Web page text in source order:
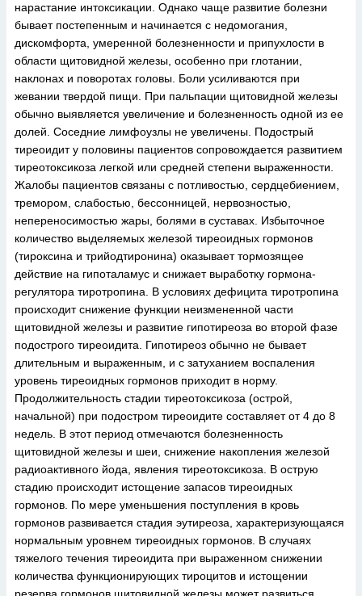
нарастание интоксикации. Однако чаще развитие болезни
бывает постепенным и начинается с недомогания,
дискомфорта, умеренной болезненности и припухлости в
области щитовидной железы, особенно при глотании,
наклонах и поворотах головы. Боли усиливаются при
жевании твердой пищи. При пальпации щитовидной железы
обычно выявляется увеличение и болезненность одной из ее
долей. Соседние лимфоузлы не увеличены. Подострый
тиреоидит у половины пациентов сопровождается развитием
тиреотоксикоза легкой или средней степени выраженности.
Жалобы пациентов связаны с потливостью, сердцебиением,
тремором, слабостью, бессонницей, нервозностью,
непереносимостью жары, болями в суставах. Избыточное
количество выделяемых железой тиреоидных гормонов
(тироксина и трийодтиронина) оказывает тормозящее
действие на гипоталамус и снижает выработку гормона-
регулятора тиротропина. В условиях дефицита тиротропина
происходит снижение функции неизмененной части
щитовидной железы и развитие гипотиреоза во второй фазе
подострого тиреоидита. Гипотиреоз обычно не бывает
длительным и выраженным, и с затуханием воспаления
уровень тиреоидных гормонов приходит в норму.
Продолжительность стадии тиреотоксикоза (острой,
начальной) при подостром тиреоидите составляет от 4 до 8
недель. В этот период отмечаются болезненность
щитовидной железы и шеи, снижение накопления железой
радиоактивного йода, явления тиреотоксикоза. В острую
стадию происходит истощение запасов тиреоидных
гормонов. По мере уменьшения поступления в кровь
гормонов развивается стадия эутиреоза, характеризующаяся
нормальным уровнем тиреоидных гормонов. В случаях
тяжелого течения тиреоидита при выраженном снижении
количества функционирующих тироцитов и истощении